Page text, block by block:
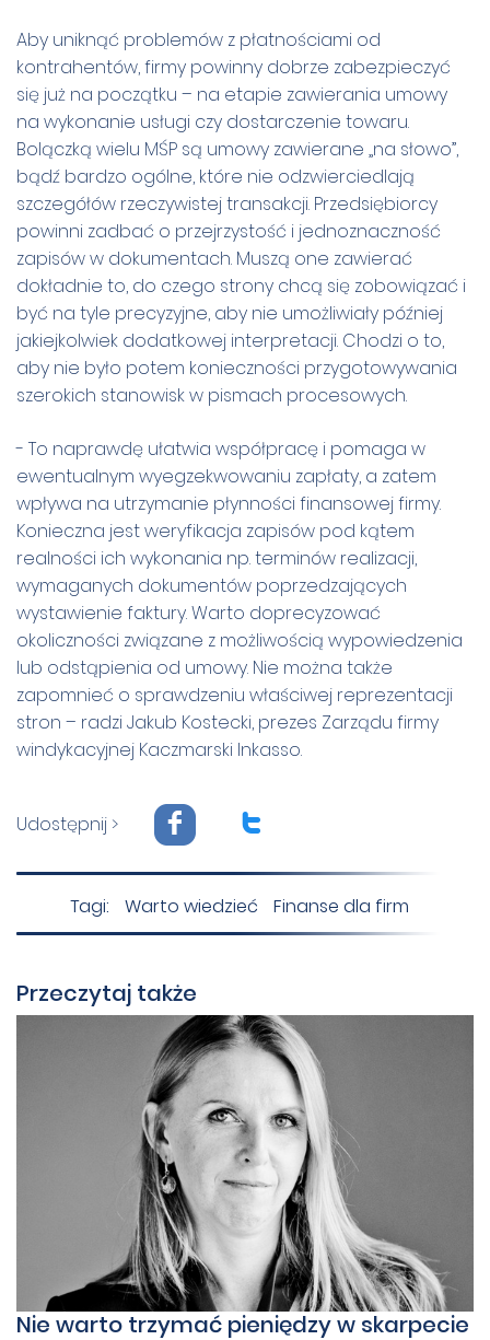
Aby uniknąć problemów z płatnościami od
kontrahentów, firmy powinny dobrze zabezpieczyć
się już na początku – na etapie zawierania umowy
na wykonanie usługi czy dostarczenie towaru.
Bolączką wielu MŚP są umowy zawierane „na słowo”,
bądź bardzo ogólne, które nie odzwierciedlają
szczegółów rzeczywistej transakcji. Przedsiębiorcy
powinni zadbać o przejrzystość i jednoznaczność
zapisów w dokumentach. Muszą one zawierać
dokładnie to, do czego strony chcą się zobowiązać i
być na tyle precyzyjne, aby nie umożliwiały później
jakiejkolwiek dodatkowej interpretacji. Chodzi o to,
aby nie było potem konieczności przygotowywania
szerokich stanowisk w pismach procesowych.
- To naprawdę ułatwia współpracę i pomaga w
ewentualnym wyegzekwowaniu zapłaty, a zatem
wpływa na utrzymanie płynności finansowej firmy.
Konieczna jest weryfikacja zapisów pod kątem
realności ich wykonania np. terminów realizacji,
wymaganych dokumentów poprzedzających
wystawienie faktury. Warto doprecyzować
okoliczności związane z możliwością wypowiedzenia
lub odstąpienia od umowy. Nie można także
zapomnieć o sprawdzeniu właściwej reprezentacji
stron – radzi Jakub Kostecki, prezes Zarządu firmy
windykacyjnej Kaczmarski Inkasso.
Udostępnij > F T
Tagi: Warto wiedzieć Finanse dla firm
Przeczytaj także
Nie warto trzymać pieniędzy w skarpecie